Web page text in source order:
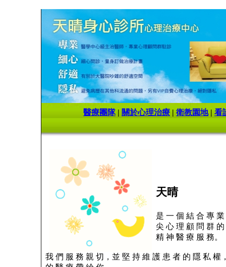
醫療團隊| 關於心理治療 | 衛教園地| 看
天晴
是 一 個 結 合 專
尖 心 理 顧 問 群
精 神 醫 療 服 務。
我 們 服 務 親 切，並 堅 持 維 護 患 者 的 隱 私 權